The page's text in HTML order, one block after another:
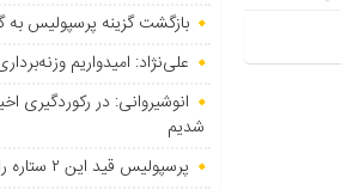
بازگشت گزینه پرسپولیس به
علی‌نژاد: امیدواریم
انوشیروانی: در رکوردگیری
شدیم
پرسپولیس قید این ۲ ستاره را زد!